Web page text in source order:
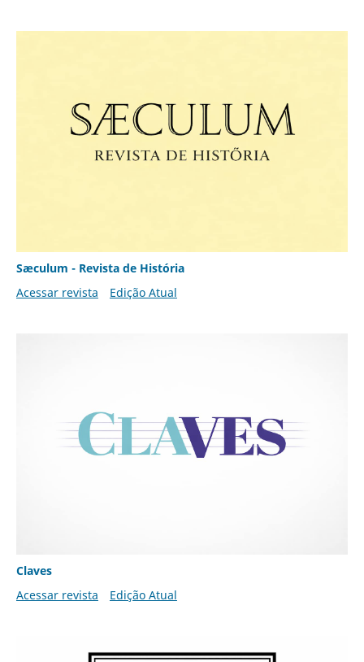
Sæculum - Revista de História
Acessar revista
Edição Atual
Claves
Acessar revista
Edição Atual